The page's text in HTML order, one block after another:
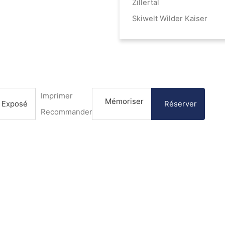
Zillertal
Skiwelt Wilder Kaiser
Exposé
Imprimer
Recommander
Mémoriser Réserver